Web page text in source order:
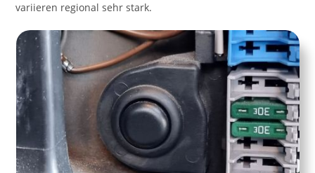
variieren regional sehr stark.